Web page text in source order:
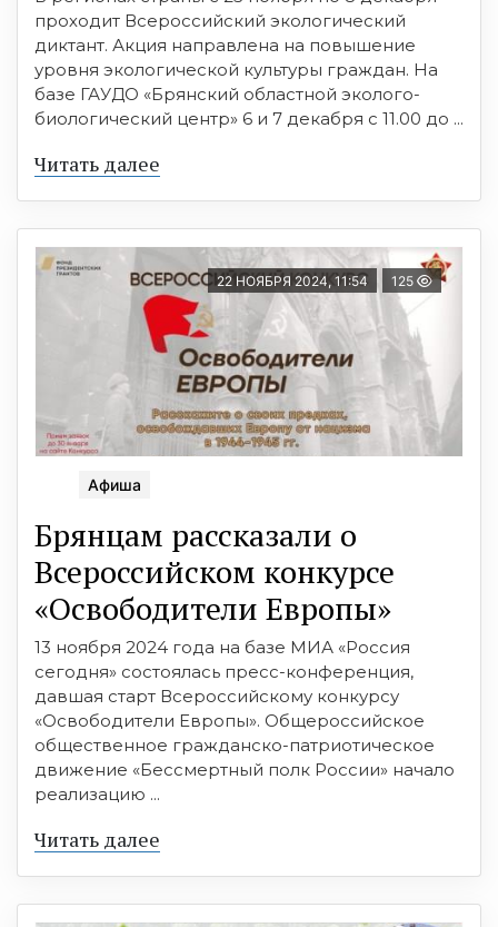
проходит Всероссийский экологический
диктант. Акция направлена на повышение
уровня экологической культуры граждан. На
базе ГАУДО «Брянский областной эколого-
биологический центр» 6 и 7 декабря с 11.00 до ...
Читать далее
22 НОЯБРЯ 2024, 11:54 125
Афиша
Брянцам рассказали о
Всероссийском конкурсе
«Освободители Европы»
13 ноября 2024 года на базе МИА «Россия
сегодня» состоялась пресс-конференция,
давшая старт Всероссийскому конкурсу
«Освободители Европы». Общероссийское
общественное гражданско-патриотическое
движение «Бессмертный полк России» начало
реализацию ...
Читать далее